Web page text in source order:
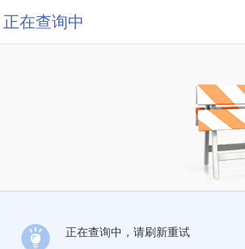
正在查询中
正在查询中，请刷新重试